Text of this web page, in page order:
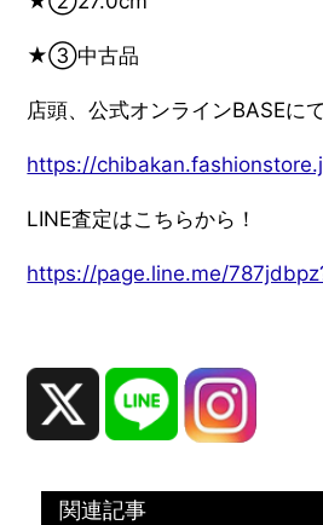
★③中古品
店頭、公式オンラインBASEに
https://
LINE査定はこちらから！
https://page.line.me/
関連記事